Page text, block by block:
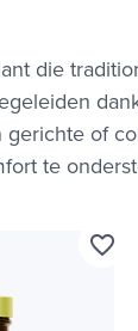
die
gerichte of
te
favorite_border